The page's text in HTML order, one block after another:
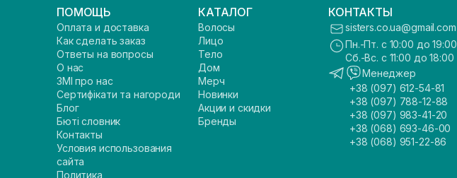
ПОМОЩЬ
Оплата и доставка
Как сделать заказ
Ответы на вопросы
О нас
ЗМІ про нас
Сертифікати та нагороди
Блог
Бюті словник
Контакты
Условия использования
сайта
Политика
КАТАЛОГ
Волосы
Лицо
Тело
Дом
Мерч
Новинки
Акции и скидки
Бренды
КОНТАКТЫ
sisters.co.ua@gmail.com
Пн.-Пт. с 10:00 до 19:00
Сб.-Вс. с 11:00 до 18:00
Менеджер
+38 (097) 612-54-81
+38 (097) 788-12-88
+38 (097) 983-41-20
+38 (068) 693-46-00
+38 (068) 951-22-86